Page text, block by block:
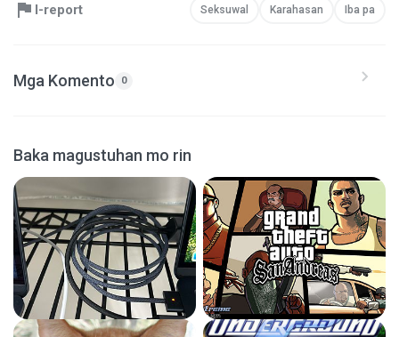
I-report Seksuwal Karahasan Iba pa
Mga Komento 0
Baka magustuhan mo rin